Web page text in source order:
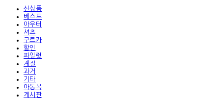
신상품
베스트
아우터
셔츠
구르카
할인
파일럿
계절
과거
기타
아동복
게시판